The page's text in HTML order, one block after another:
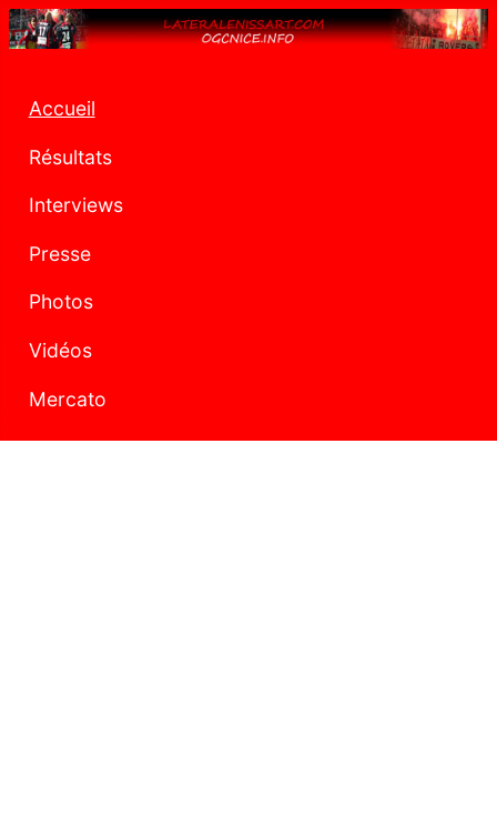
Accueil
Résultats
Interviews
Presse
Photos
Vidéos
Mercato